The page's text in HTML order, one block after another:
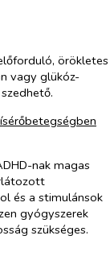
örökletes
vagy glükóz-
nak magas
és a stimulánsok
gyógyszerek
szükséges.